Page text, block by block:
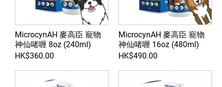
MicrocynAH 麥高臣 寵物
神仙啫喱 8oz (240ml)
HK$360.00
MicrocynAH 麥高臣 寵物
神仙啫喱 16oz (480ml)
HK$490.00